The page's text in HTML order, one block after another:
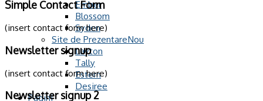
Ember
Blossom
Syden
Site de Prezentare
Layton
Tally
Estern
Desiree
Pagini
Simple Contact Form
(insert contact form here)
Newsletter signup
(insert contact form here)
Newsletter signup 2